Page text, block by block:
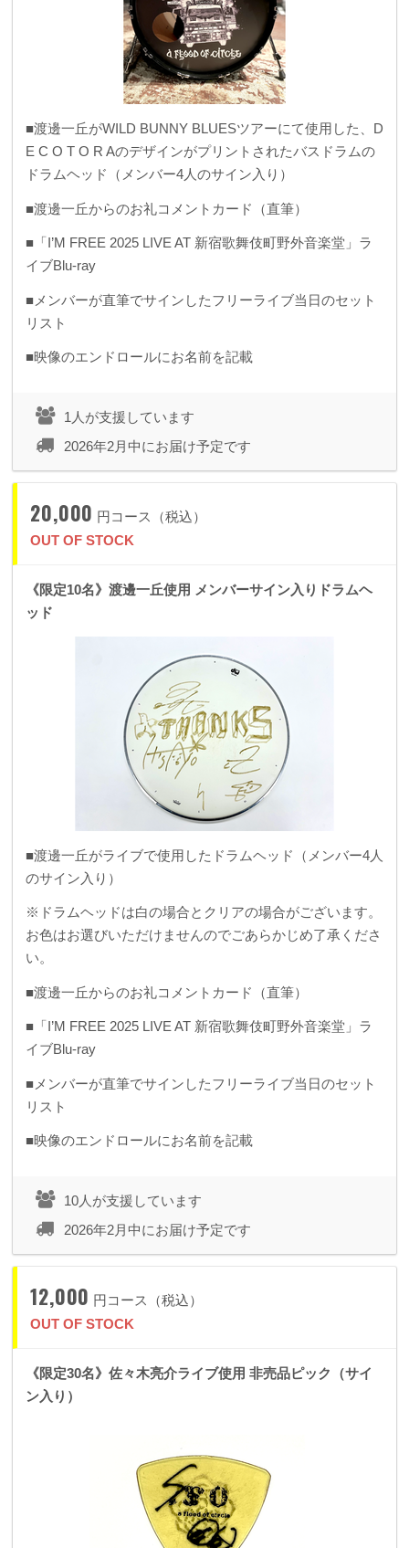
■渡邊一丘がWILD BUNNY BLUESツアーにて使用した、D
E C O T O R Aのデザインがプリントされたバスドラムの
ドラムヘッド（メンバー4人のサイン入り）
■渡邊一丘からのお礼コメントカード（直筆）
■「I’M FREE 2025 LIVE AT 新宿歌舞伎町野外音楽堂」ラ
イブBlu-ray
■メンバーが直筆でサインしたフリーライブ当日のセット
リスト
■映像のエンドロールにお名前を記載
1人が支援しています
2026年2月中にお届け予定です
20,000 円コース（税込）
OUT OF STOCK
《限定10名》渡邊一丘使用 メンバーサイン入りドラムヘ
ッド
■渡邊一丘がライブで使用したドラムヘッド（メンバー4人
のサイン入り）
※ドラムヘッドは白の場合とクリアの場合がございます。
お色はお選びいただけませんのでごあらかじめ了承くださ
い。
■渡邊一丘からのお礼コメントカード（直筆）
■「I’M FREE 2025 LIVE AT 新宿歌舞伎町野外音楽堂」ラ
イブBlu-ray
■メンバーが直筆でサインしたフリーライブ当日のセット
リスト
■映像のエンドロールにお名前を記載
10人が支援しています
2026年2月中にお届け予定です
12,000 円コース（税込）
OUT OF STOCK
《限定30名》佐々木亮介ライブ使用 非売品ピック（サイ
ン入り）